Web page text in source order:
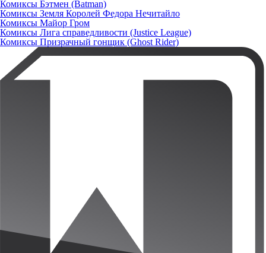
Комиксы Бэтмен (Batman)
Комиксы Земля Королей Федора Нечитайло
Комиксы Майор Гром
Комиксы Лига справедливости (Justice League)
Комиксы Призрачный гонщик (Ghost Rider)